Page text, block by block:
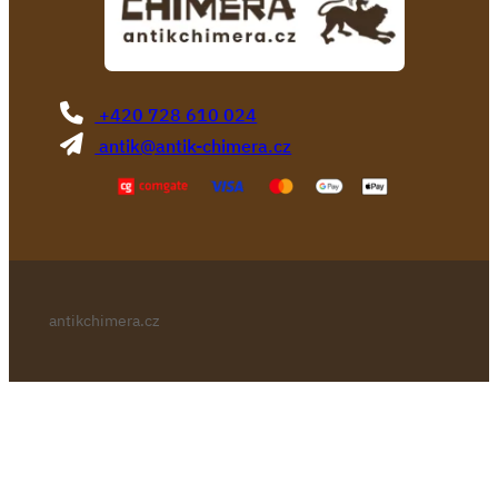
+420 728 610 024
antik@antik-chimera.cz
antikchimera.cz